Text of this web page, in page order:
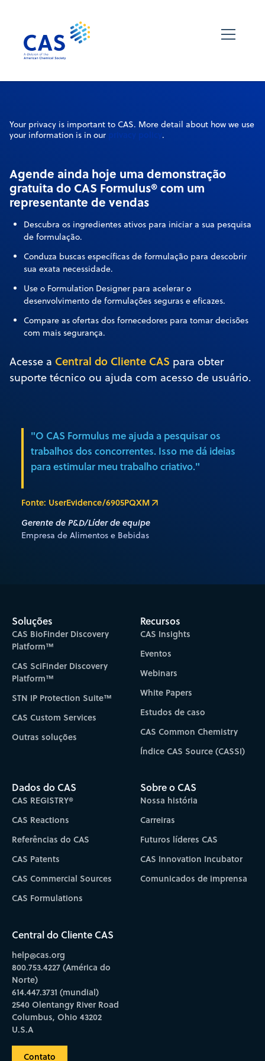
Your privacy is important to CAS. More detail about how we use
your information is in our privacy policy .
Agende ainda hoje uma demonstração
gratuita do CAS Formulus® com um
representante de vendas
Descubra os ingredientes ativos para iniciar a sua pesquisa
de formulação.
Conduza buscas específicas de formulação para descobrir
sua exata necessidade.
Use o Formulation Designer para acelerar o
desenvolvimento de formulações seguras e eficazes.
Compare as ofertas dos fornecedores para tomar decisões
com mais segurança.
Acesse a Central do Cliente CAS para obter
suporte técnico ou ajuda com acesso de usuário.
"O CAS Formulus me ajuda a pesquisar os
trabalhos dos concorrentes. Isso me dá ideias
para estimular meu trabalho criativo."
Fonte: UserEvidence/6905PQXM
Gerente de P&D/Líder de equipe
Empresa de Alimentos e Bebidas
Soluções
CAS BioFinder Discovery
Platform™
CAS SciFinder Discovery
Platform™
STN IP Protection Suite™
CAS Custom Services
Outras soluções
Recursos
CAS Insights
Eventos
Webinars
White Papers
Estudos de caso
CAS Common Chemistry
Índice CAS Source (CASSI)
Dados do CAS
CAS REGISTRY®
CAS Reactions
Referências do CAS
CAS Patents
CAS Commercial Sources
CAS Formulations
Sobre o CAS
Nossa história
Carreiras
Futuros líderes CAS
CAS Innovation Incubator
Comunicados de imprensa
Central do Cliente CAS
help@cas.org
800.753.4227 (América do
Norte)
614.447.3731 (mundial)
2540 Olentangy River Road
Columbus, Ohio 43202
U.S.A
Contato